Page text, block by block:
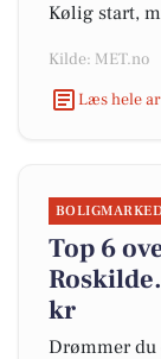
Kølig start,
Kilde: MET.no
Læs hele
Top 6
kr
Drømmer du